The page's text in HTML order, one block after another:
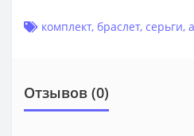
комплект, браслет, серьги,
Отзывов (0)